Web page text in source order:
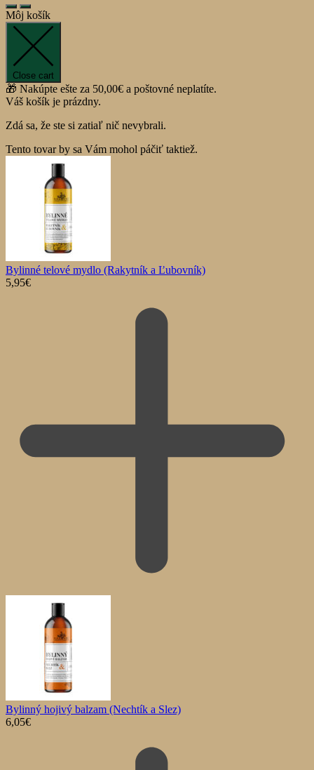
Môj košík
Close cart
🎁 Nakúpte ešte za 50,00€ a poštovné neplatíte.
Váš košík je prázdny.
Zdá sa, že ste si zatiaľ nič nevybrali.
Tento tovar by sa Vám mohol páčiť taktiež.
Bylinné telové mydlo (Rakytník a Ľubovník)
5,95€
Bylinný hojivý balzam (Nechtík a Slez)
6,05€